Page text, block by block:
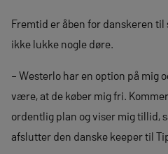
Fremtid er åben for danskeren
ikke lukke nogle døre.
– Westerlo har en option på mig
være, at de køber mig fri.
ordentlig plan og viser mig tillid,
afslutter den danske keeper til